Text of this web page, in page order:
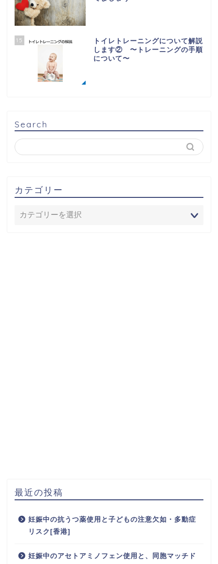
15
トイレトレーニングについて解説
します② 〜トレーニングの手順
について〜
Search
カテゴリー
最近の投稿
妊娠中の抗うつ薬使用と子どもの注意欠如・多動症
リスク[香港]
妊娠中のアセトアミノフェン使用と、同胞マッチド